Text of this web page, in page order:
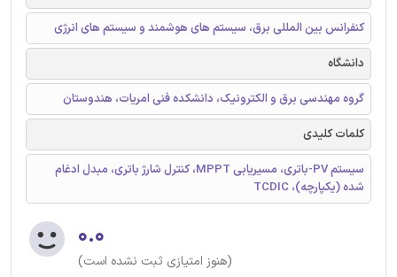
کنفرانس بین المللی برق، سیستم های هوشمند و سیستم های انرژی
دانشگاه
گروه مهندسی برق و الکترونیک، دانشکده فنی امریات، هندوستان
کلمات کلیدی
سیستم PV-باتری، مسیریابی MPPT، کنترل شارژ باتری، مبدل ادغام
شده (یکپارچه)، TCDIC
۰.۰
(هنوز امتیازی ثبت نشده است)